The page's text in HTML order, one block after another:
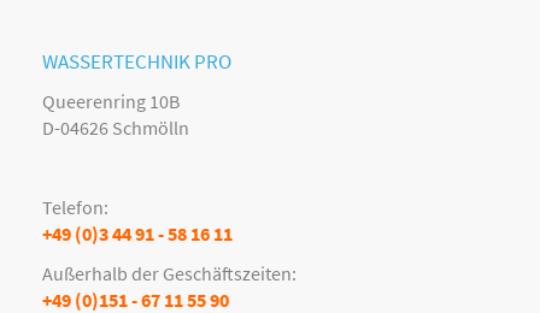
WASSERTECHNIK PRO
Queerenring 10B
D-04626 Schmölln
Telefon:
+49 (0)3 44 91 - 58 16 11
Außerhalb der Geschäftszeiten:
+49 (0)151 - 67 11 55 90